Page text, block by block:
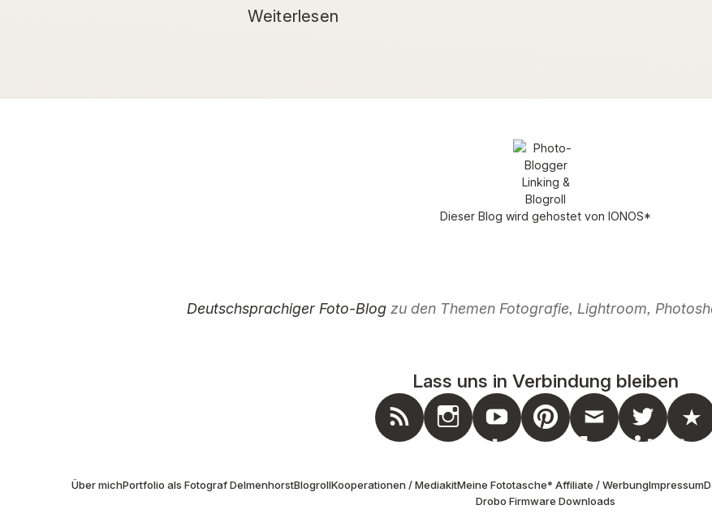
Weiterlesen
Dieser Blog wird gehostet von IONOS*
Deutschsprachiger Foto-Blogzu den Themen Fotografie, Lightroom,
Lass uns in Verbindung bleiben
Feed
Instagram
Youtube
Pinterest
Mail
Twitter
Über michPortfolio als Fotograf DelmenhorstBlogrollKooperationen / MediakitMeine Fototasche* Affiliate / WerbungImpressum
Drobo Firmware Downloads